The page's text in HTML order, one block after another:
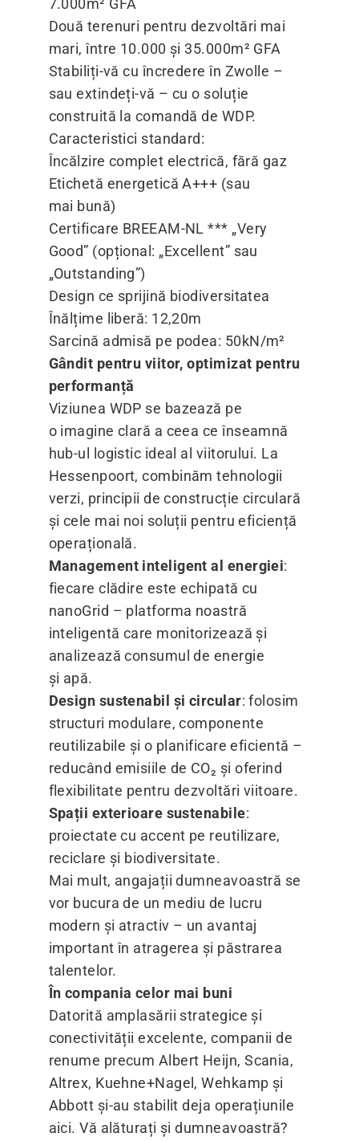
7.000m² GFA
Două terenuri pentru dezvoltări mai
mari, între 10.000 și 35.000m² GFA
Stabiliți-vă cu încredere în Zwolle –
sau extindeți-vă – cu o soluție
construită la comandă de WDP.
Caracteristici standard:
Încălzire complet electrică, fără gaz
Etichetă energetică A+++ (sau
mai bună)
Certificare BREEAM-NL *** „Very
Good” (opțional: „Excellent” sau
„Outstanding”)
Design ce sprijină biodiversitatea
Înălțime liberă: 12,20m
Sarcină admisă pe podea: 50kN/​m²
Gândit pentru viitor, optimizat pentru
performanță
Viziunea WDP se bazează pe
o imagine clară a ceea ce înseamnă
hub-ul logistic ideal al viitorului. La
Hessenpoort, combinăm tehnologii
verzi, principii de construcție circulară
și cele mai noi soluții pentru eficiență
operațională.
Management inteligent al energiei:
fiecare clădire este echipată cu
nanoGrid – platforma noastră
inteligentă care monitorizează și
analizează consumul de energie
și apă.
Design sustenabil și circular: folosim
structuri modulare, componente
reutilizabile și o planificare eficientă –
reducând emisiile de CO₂ și oferind
flexibilitate pentru dezvoltări viitoare.
Spații exterioare sustenabile:
proiectate cu accent pe reutilizare,
reciclare și biodiversitate.
Mai mult, angajații dumneavoastră se
vor bucura de un mediu de lucru
modern și atractiv – un avantaj
important în atragerea și păstrarea
talentelor.
În compania celor mai buni
Datorită amplasării strategice și
conectivității excelente, companii de
renume precum Albert Heijn, Scania,
Altrex, Kuehne+Nagel, Wehkamp și
Abbott și-au stabilit deja operațiunile
aici. Vă alăturați și dumneavoastră?